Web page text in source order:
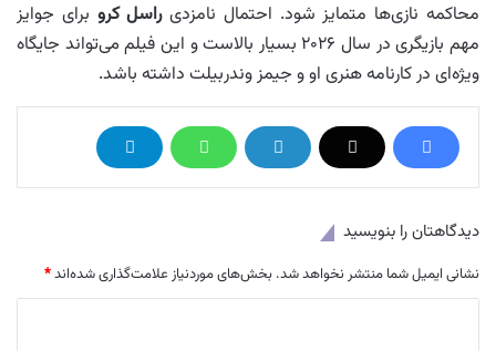
محاکمه نازی‌ها متمایز شود. احتمال نامزدیراسل کرو برای جوایز
مهم بازیگری در سال ۲۰۲۶ بسیار بالاست و این فیلم می‌تواند جایگاه
ویژه‌ای در کارنامه هنری او و جیمز وندربیلت داشته باشد.
دیدگاهتان را بنویسید
نشانی ایمیل شما منتشر نخواهد شد. بخش‌های موردنیاز علامت‌گذاری شده‌اند*